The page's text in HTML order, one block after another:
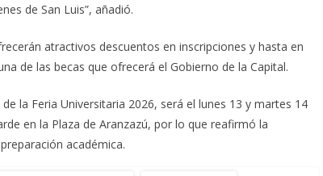
de San Luis”, añadió.
atractivos descuentos en inscripciones y hasta en
de las becas que ofrecerá el Gobierno de la Capital.
la Feria Universitaria 2026, será el lunes 13 y martes 14
en la Plaza de Aranzazú, por lo que reafirmó la
académica.